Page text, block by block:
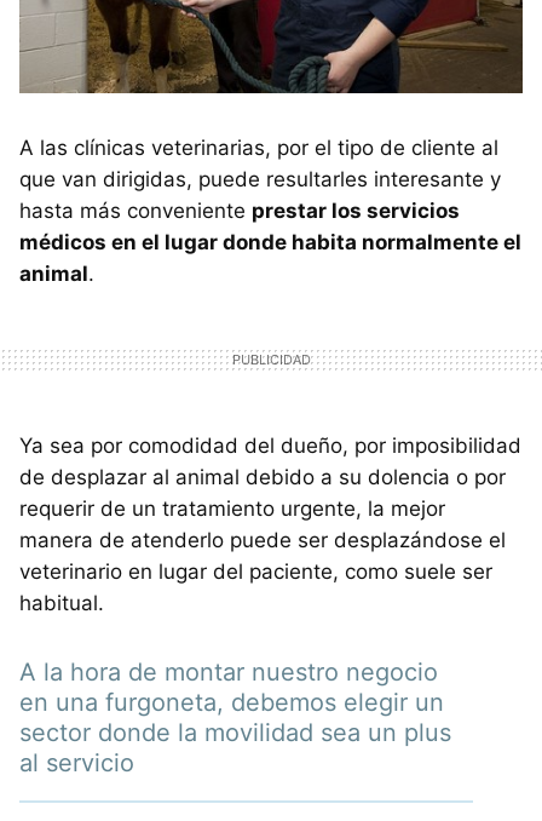
A las clínicas veterinarias, por el tipo de cliente al
que van dirigidas, puede resultarles interesante y
hasta más conveniente prestar los servicios
médicos en el lugar donde habita normalmente el
animal.
Ya sea por comodidad del dueño, por imposibilidad
de desplazar al animal debido a su dolencia o por
requerir de un tratamiento urgente, la mejor
manera de atenderlo puede ser desplazándose el
veterinario en lugar del paciente, como suele ser
habitual.
A la hora de montar nuestro negocio
en una furgoneta, debemos elegir un
sector donde la movilidad sea un plus
al servicio